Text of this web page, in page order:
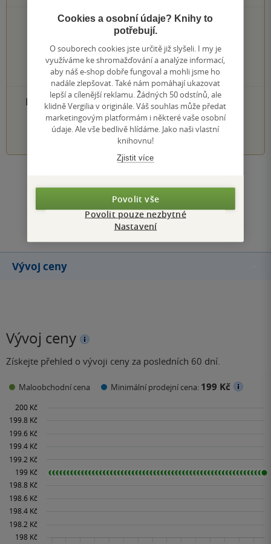
0×
5 hvězdiček
0×
4 hvězdičky
0×
3 hvězdičky
0×
2 hvězdičky
0×
1 hvezdička
PŘIDEJTE SVÉ HODNOCENÍ PRODUKTU
1 2 3 4 5
Přidat hodnocení
Vývoj ceny
Vývoj ceny
Získejte přehled o vývoji ceny za posledních 60 dní.
Maloobchodní cena Minimální prodejní cena: 199 Kč
Cookies a osobní údaje? Knihy to
potřebují.
O souborech cookies jste určitě již slyšeli. I my je
využíváme ke shromažďování a analýze informací,
aby náš e-shop dobře fungoval a mohli jsme ho
nadále zlepšovat. Také nám pomáhají ukazovat
lepší a cílenější reklamu. Žádných 50 odstínů, ale
klidně Vergilia v originále. Váš souhlas může předat
marketingovým platformám i některé vaše osobní
údaje. Ale vše bedlivě hlídáme. Jako naši vlastní
knihovnu!
Zjistit více
Povolit vše
Povolit pouze nezbytné
Nastavení